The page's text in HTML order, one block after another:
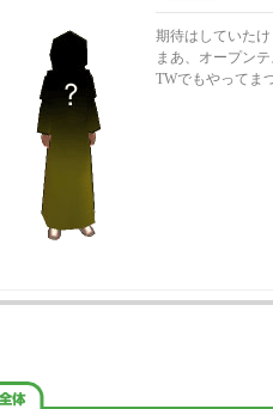
期待はしていた
まあ、オープン
TWでもやってま